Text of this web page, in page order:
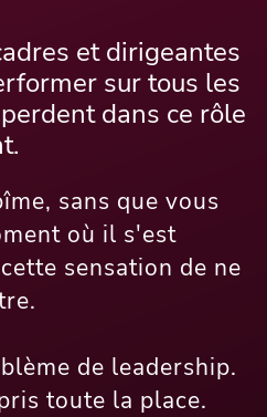
et dirigeantes
sur tous les
dans ce rôle
sans que vous
où il s'est
sensation de ne
de leadership.
toute la place.